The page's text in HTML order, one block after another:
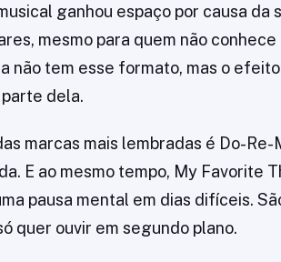
ganhou espaço por causa da
mesmo para quem não
não tem esse formato, mas o
dela.
marcas mais lembradas é Do-
E ao mesmo tempo, My Favorite
pausa mental em dias difíceis.
quer ouvir em segundo plano.